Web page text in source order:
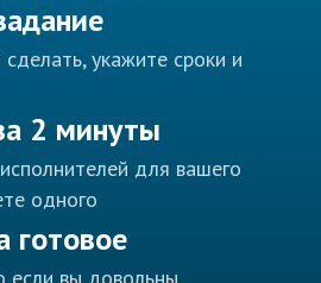
укажите сроки и
2 минуты
для вашего
одного
готовое